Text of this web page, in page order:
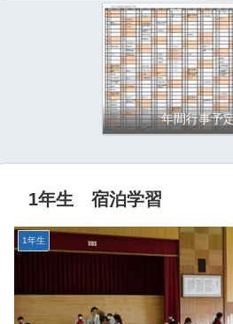
年間行事予
1年生 宿泊学習
1年生